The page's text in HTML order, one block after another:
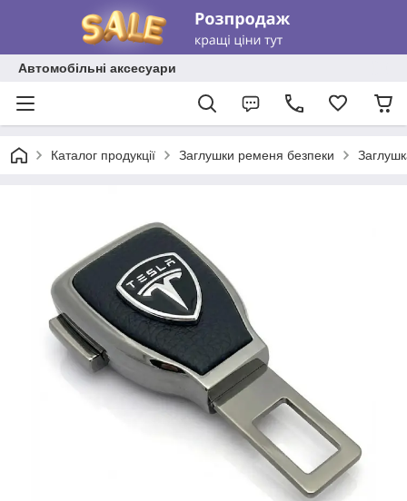
Автомобільні аксесуари
Каталог продукції Заглушки ременя безпеки